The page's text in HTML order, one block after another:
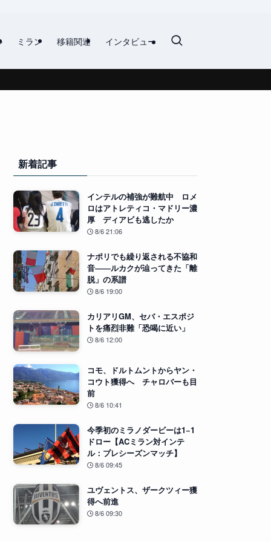
ミラン 移籍関連 インタビュー
新着記事
インテルの補強が難航中 ロメ
ロはアトレティコ・マドリー濃
厚 ディアビも逃したか
8/6 21:06
ナポリでも繰り返される不協和
音――ルカクが辿ってきた「離
脱」の系譜
8/6 19:00
カリアリGM、セバ・エスポジ
トを痛烈非難「恐喝に近い」
8/6 12:00
コモ、ドルトムントからヤン・
コウト獲得へ チャロバーも目
前
8/6 10:41
今季初のミラノダービーは1−1
ドロー【ACミラン対インテ
ル：プレシーズンマッチ】
8/6 09:45
ユヴェントス、ザークツィー獲
得へ前進
8/6 09:30